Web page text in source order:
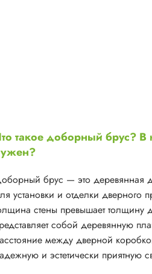
такое доборный брус? В
брус — это деревянная
установки и отделки дверного
стены превышает
собой деревянную
между дверной
и эстетически приятную